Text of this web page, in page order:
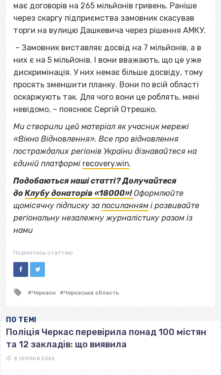
має договорів на 265 мільйонів гривень. Раніше
через скаргу підприємства замовник скасував
торги на вулицю Дашкевича через рішення АМКУ.
– Замовник виставляє досвід на 7 мільйонів, а в
них є на 5 мільйонів. І вони вважають, що це уже
дискримінація. У них немає більше досвіду, тому
просять зменшити планку. Вони по всій області
оскаржують так. Для чого вони це роблять, мені
невідомо, – пояснює Сергій Отрешко.
Ми створили цей матеріал як учасник мережі
«Вікно Відновлення». Все про відновлення
постраждалих регіонів України дізнавайтеся на
єдиній платформі recovery.win.
Подобаються наші статті? Долучайтеся
доКлубу донаторів «18000»!Оформлюйте
щомісячну підписку за посиланням і розвивайте
регіональну незалежну журналістику разом із
нами
Поділитись статтею
Tagged
Черкаси Черкаська область
ПО ТЕМІ
Поліція Черкас перевірила понад 100 містян
та 12 закладів: що виявила
8 СЕРПНЯ 2026